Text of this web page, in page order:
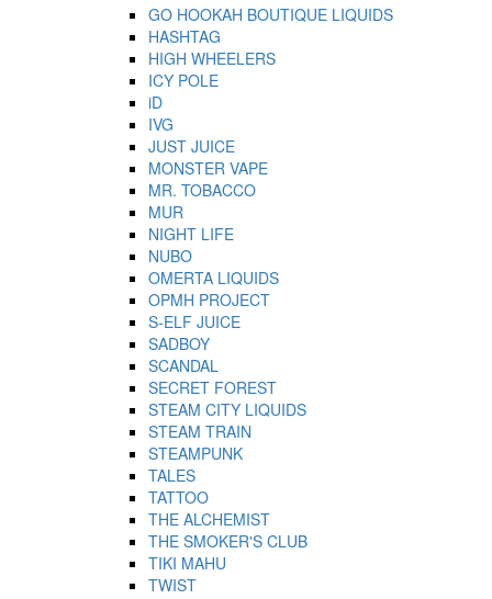
GO HOOKAH BOUTIQUE LIQUIDS
HASHTAG
HIGH WHEELERS
ICY POLE
iD
IVG
JUST JUICE
MONSTER VAPE
MR. TOBACCO
MUR
NIGHT LIFE
NUBO
OMERTA LIQUIDS
OPMH PROJECT
S-ELF JUICE
SADBOY
SCANDAL
SECRET FOREST
STEAM CITY LIQUIDS
STEAM TRAIN
STEAMPUNK
TALES
TATTOO
THE ALCHEMIST
THE SMOKER'S CLUB
TIKI MAHU
TWIST